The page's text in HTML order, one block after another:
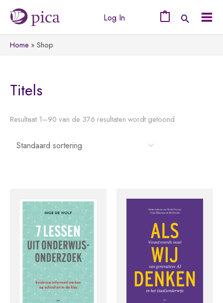
naar
de
inhoud
Log In
Home Shop
Titels
Resultaat 1–90 van de 376 resultaten wordt getoond